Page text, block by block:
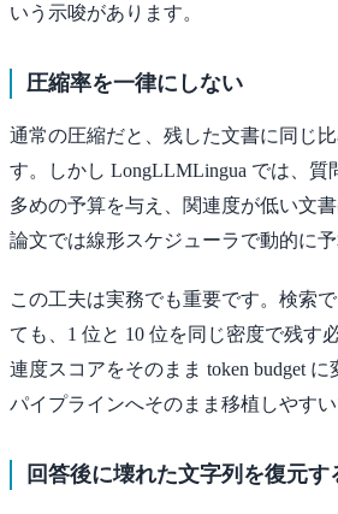
いう示唆があります。
圧縮率を一律にしない
通常の圧縮だと、残した文書に同じ
す。しかし LongLLMLingua では、質
多めの予算を与え、関連度が低い文
論文では線形スケジューラで動的に予
この工夫は実務でも重要です。検索
ても、1 位と 10 位を同じ密度で残す
連度スコアをそのまま token budget
パイプラインへそのまま移植しやすい
回答後に壊れた文字列を復元す